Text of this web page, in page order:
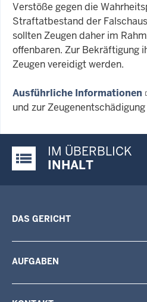
Verstöße gegen die
Straftatbestand der
sollten Zeugen daher im
offenbaren. Zur Bekräftigung
Zeugen vereidigt werden.
Ausführliche Informationen
und zur
Justiz-Portal im
IM ÜBERBLICK
INHALT
DAS GERICHT
AUFGABEN